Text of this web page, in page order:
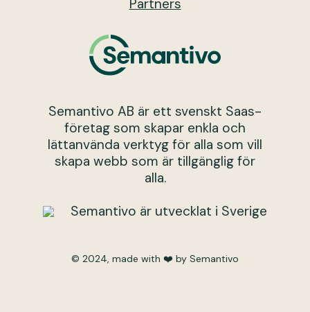
Semantivo AB är ett svenskt Saas-
företag som skapar enkla och
lättanvända verktyg för alla som vill
skapa webb som är tillgänglig för
alla.
Semantivo är utvecklat i Sverige
Partners
© 2024, made with ❤️ by Semantivo